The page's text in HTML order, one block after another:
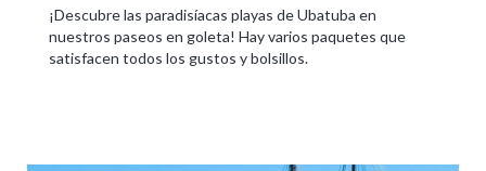
¡Descubre las paradisíacas playas de Ubatuba en
nuestros paseos en goleta! Hay varios paquetes que
satisfacen todos los gustos y bolsillos.